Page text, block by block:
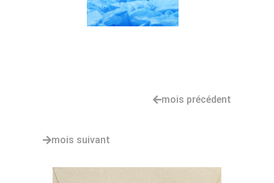
mois précédent
mois suivant